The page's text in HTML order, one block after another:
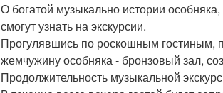
О богатой музыкально истории
смогут узнать на экскурсии.
Прогулявшись по роскошным гостиным,
жемчужину особняка - бронзовый зал,
Продолжительность музыкальной